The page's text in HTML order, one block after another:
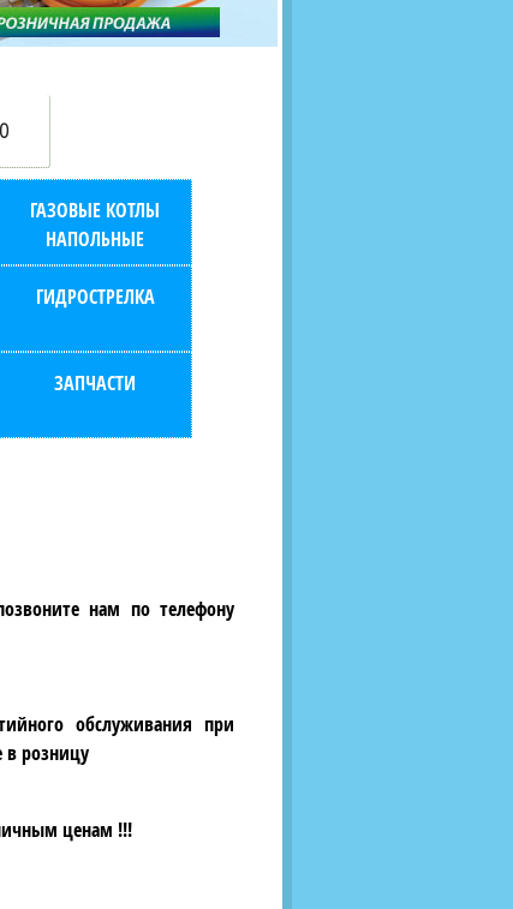
ГАЗОВЫЕ КОТЛЫ
НАПОЛЬНЫЕ
ГИДРОСТРЕЛКА
ЗАПЧАСТИ
нам по телефону
обслуживания при
в розницу
ценам !!!